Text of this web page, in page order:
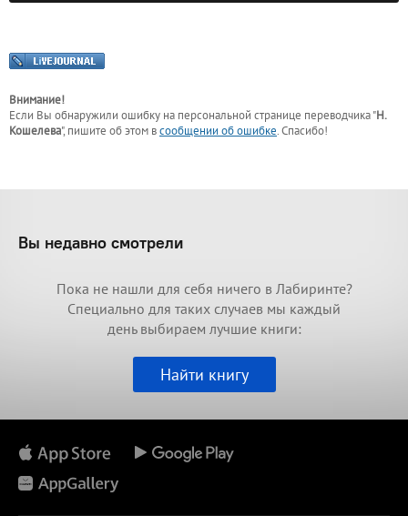
Внимание!
Если Вы обнаружили ошибку на персональной странице переводчика "Н.
Кошелева", пишите об этом всообщении об ошибке. Спасибо!
Вы недавно смотрели
Пока не нашли для себя ничего в Лабиринте?
Специально для таких случаев мы каждый
день выбираем лучшие книги:
Найти книгу